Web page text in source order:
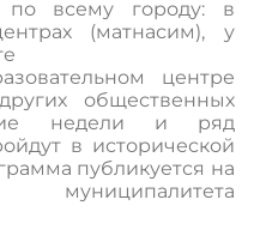
по всему городу: в
(матнасим), у
центре
общественных
недели и ряд
в исторической
публикуется на
муниципалитета